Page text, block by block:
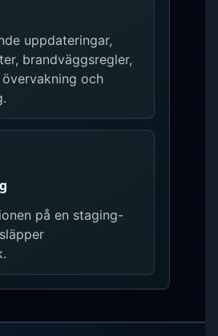
uppdateringar,
brandväggsregler,
och
på en staging-